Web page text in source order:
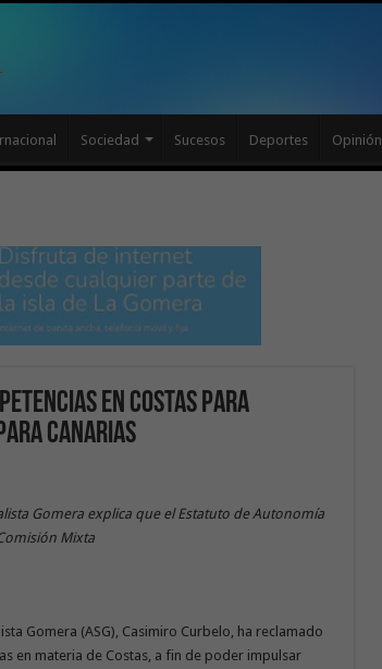
Sociedad Sucesos Deportes Opinión
en Costas para
Canarias
Gomera explica que el Estatuto de Autonomía
Mixta
Gomera (ASG), Casimiro Curbelo, ha reclamado
en materia de Costas, a fin de poder impulsar